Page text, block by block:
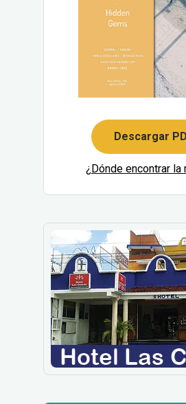
Descargar
¿Dónde encontrar la